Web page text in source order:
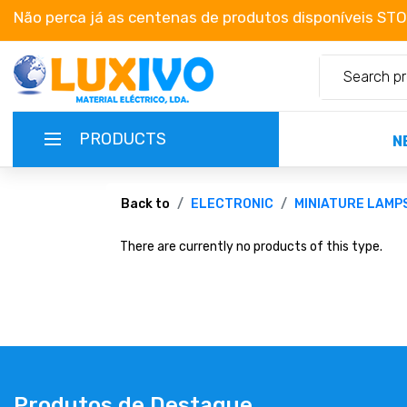
Não perca já as centenas de produtos disponíveis
PRODUCTS
NEW-PRODUCTS
TERMS OF SERVICE
CAMPAIGNS
Back to ELECTRONIC MINIATURE
There are currently no products of this type.